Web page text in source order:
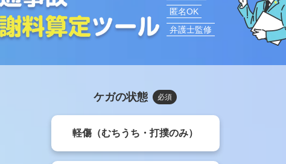
匿名OK
弁護士監修
ケガの状態 必須
軽傷（むちうち・打撲のみ）